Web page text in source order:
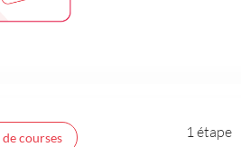
de courses 1 étape